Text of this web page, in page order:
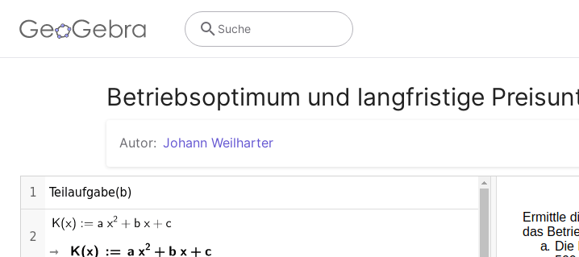
Suche
Betriebsoptimum und langfristige
Autor: Johann Weilharter